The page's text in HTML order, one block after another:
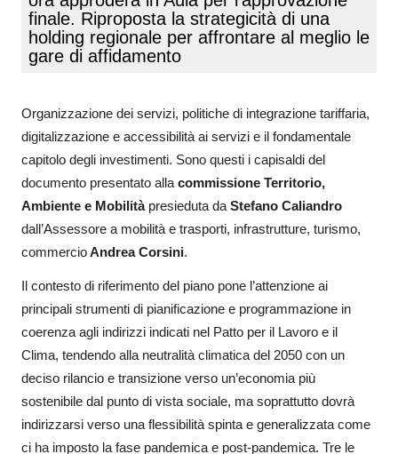
finale. Riproposta la strategicità di una
holding regionale per affrontare al meglio le
gare di affidamento
Organizzazione dei servizi, politiche di integrazione tariffaria,
digitalizzazione e accessibilità ai servizi e il fondamentale
capitolo degli investimenti. Sono questi i capisaldi del
documento presentato alla commissione Territorio,
Ambiente e Mobilitàpresieduta da Stefano Caliandro
dall’Assessore a mobilità e trasporti, infrastrutture, turismo,
commercioAndrea Corsini.
Il contesto di riferimento del piano pone l’attenzione ai
principali strumenti di pianificazione e programmazione in
coerenza agli indirizzi indicati nel Patto per il Lavoro e il
Clima, tendendo alla neutralità climatica del 2050 con un
deciso rilancio e transizione verso un’economia più
sostenibile dal punto di vista sociale, ma soprattutto dovrà
indirizzarsi verso una flessibilità spinta e generalizzata come
ci ha imposto la fase pandemica e post-pandemica. Tre le